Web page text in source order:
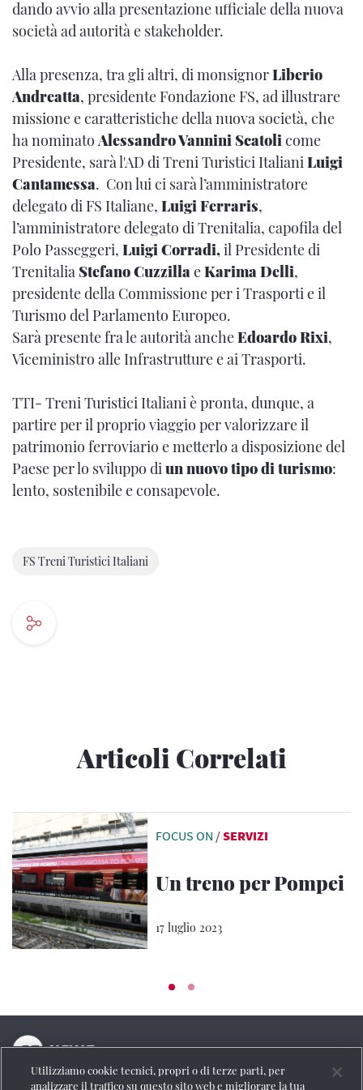
dando avvio alla presentazione ufficiale della nuova
società ad autorità e stakeholder.
Alla presenza, tra gli altri, di monsignorLiberio
Andreatta, presidente Fondazione FS, ad illustrare
missione e caratteristiche della nuova società, che
ha nominatoAlessandro Vannini Scatolicome
Presidente, sarà l'AD di Treni Turistici ItalianiLuigi
Cantamessa. Con lui ci sarà l’amministratore
delegato di FS Italiane, Luigi Ferraris,
l’amministratore delegato di Trenitalia, capofila del
Polo Passeggeri, Luigi Corradi,il Presidente di
Trenitalia Stefano CuzzillaeKarima Delli,
presidente della Commissione per i Trasporti e il
Turismo del Parlamento Europeo.
Sarà presente fra le autorità ancheEdoardo Rixi,
Viceministro alle Infrastrutture e ai Trasporti.
TTI- Treni Turistici Italiani è pronta, dunque, a
partire per il proprio viaggio per valorizzare il
patrimonio ferroviario e metterlo a disposizione del
Paese per lo sviluppo diun nuovo tipo di turismo:
lento, sostenibile e consapevole.
FS Treni Turistici Italiani
Articoli Correlati
FOCUS ON /SERVIZI
Un treno per Pompei
17 luglio 2023
La testata online del Gruppo FS Italiane
Utilizziamo cookie tecnici, propri o di terze parti, per
analizzare il traffico su questo sito web e migliorare la tua